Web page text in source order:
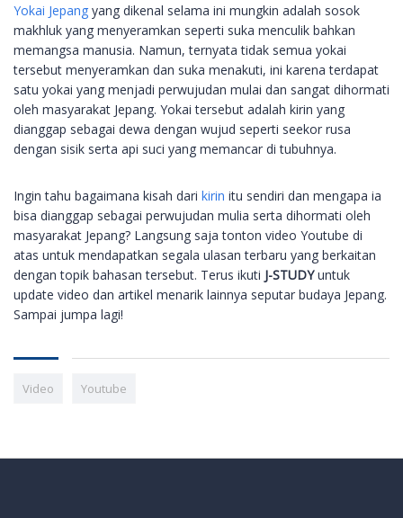
Yokai Jepang yang dikenal selama ini mungkin adalah sosok
makhluk yang menyeramkan seperti suka menculik bahkan
memangsa manusia. Namun, ternyata tidak semua yokai
tersebut menyeramkan dan suka menakuti, ini karena terdapat
satu yokai yang menjadi perwujudan mulai dan sangat dihormati
oleh masyarakat Jepang. Yokai tersebut adalah kirin yang
dianggap sebagai dewa dengan wujud seperti seekor rusa
dengan sisik serta api suci yang memancar di tubuhnya.
Ingin tahu bagaimana kisah dari kirin itu sendiri dan mengapa ia
bisa dianggap sebagai perwujudan mulia serta dihormati oleh
masyarakat Jepang? Langsung saja tonton video Youtube di
atas untuk mendapatkan segala ulasan terbaru yang berkaitan
dengan topik bahasan tersebut. Terus ikuti J-STUDYuntuk
update video dan artikel menarik lainnya seputar budaya Jepang.
Sampai jumpa lagi!
Video Youtube